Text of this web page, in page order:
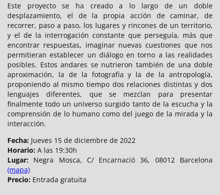
Este proyecto se ha creado a lo largo de un doble
desplazamiento, el de la propia acción de caminar, de
recorrer, paso a paso, los lugares y rincones de un territorio,
y el de la interrogación constante que perseguía, más que
encontrar respuestas, imaginar nuevas cuestiones que nos
permitieran establecer un diálogo en torno a las realidades
posibles. Estos andares se nutrieron también de una doble
aproximación, la de la fotografía y la de la antropología,
proponiendo al mismo tiempo dos relaciones distintas y dos
lenguajes diferentes, que se mezclan para presentar
finalmente todo un universo surgido tanto de la escucha y la
comprensión de lo humano como del juego de la mirada y la
interacción.
Fecha: Jueves 15 de diciembre de 2022
Horario: A las 19:30h
Lugar: Negra Mosca, C/ Encarnació 36, 08012 Barcelona
(mapa)
Precio: Entrada gratuita